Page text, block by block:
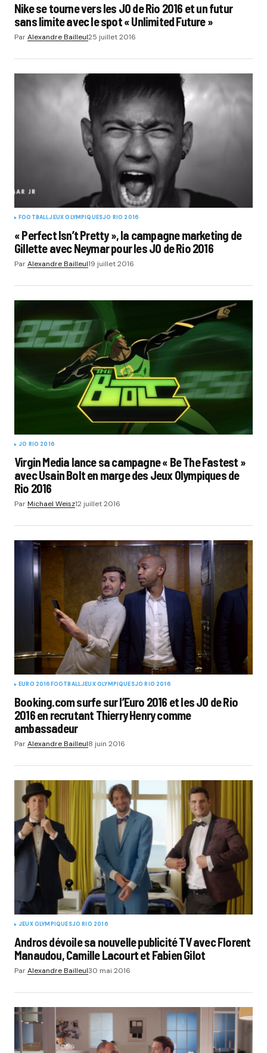
Nike se tourne vers les JO de Rio 2016 et un futur
sans limite avec le spot « Unlimited Future »
ParAlexandre Bailleul25 juillet 2016
FOOTBALLJEUX OLYMPIQUESJO RIO 2016
« Perfect Isn’t Pretty », la campagne marketing de
Gillette avec Neymar pour les JO de Rio 2016
ParAlexandre Bailleul19 juillet 2016
JO RIO 2016
Virgin Media lance sa campagne « Be The Fastest »
avec Usain Bolt en marge des Jeux Olympiques de
Rio 2016
ParMichael Weisz12 juillet 2016
EURO 2016FOOTBALLJEUX OLYMPIQUESJO RIO 2016
Booking.com surfe sur l’Euro 2016 et les JO de Rio
2016 en recrutant Thierry Henry comme
ambassadeur
ParAlexandre Bailleul8 juin 2016
JEUX OLYMPIQUESJO RIO 2016
Andros dévoile sa nouvelle publicité TV avec Florent
Manaudou, Camille Lacourt et Fabien Gilot
ParAlexandre Bailleul30 mai 2016